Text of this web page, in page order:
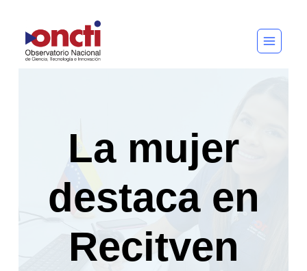
al
contenido
La mujer
destaca en
Recitven